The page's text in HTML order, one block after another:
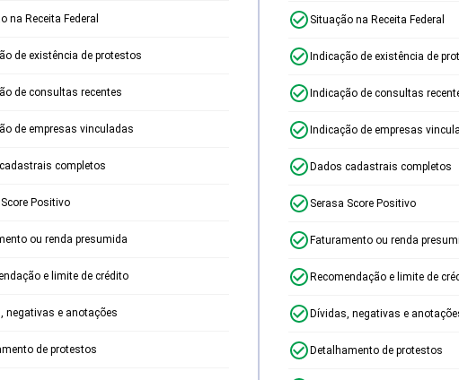
na Receita Federal
de existência de protestos
de consultas recentes
de empresas vinculadas
completos
Positivo
ou renda presumida
e limite de crédito
negativas e anotações
de protestos
Situação na Receita Federal
Indicação de existência de
Indicação de consultas
Indicação de empresas
Dados cadastrais completos
Serasa Score Positivo
Faturamento ou renda
Recomendação e limite de
Dívidas, negativas e
Detalhamento de protestos